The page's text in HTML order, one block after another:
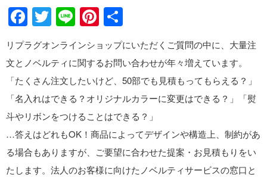
F
a
c
e
b
o
o
k
T
wi
tt
er
Li
n
e
Pi
nt
er
e
st
有
リプラグオンラインショップにいただくご質問の中に、大量注
文とノベルティに関するお問い合わせが年々増えています。
「たくさん注文したいけど、50部でも見積もってもらえる？」
「名入れはできる？オリジナルカラーに変更はできる？」「熨
斗やリボンをつけることはできる？」
…答えはどれもOK！商品によってデザインや構造上、制約があ
る場合もありますが、ご要望に合わせた提案・お見積もりをい
たします。法人のお客様に向けたノベルティサービスの窓口と